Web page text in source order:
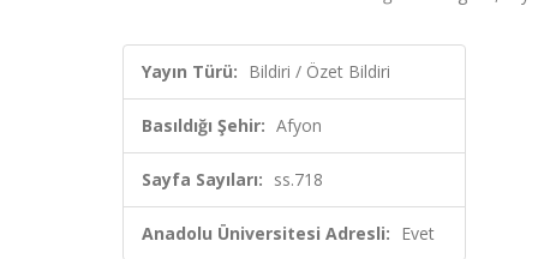
Yayın Türü: Bildiri / Özet Bildiri
Basıldığı Şehir: Afyon
Sayfa Sayıları: ss.718
Anadolu Üniversitesi Adresli: Evet